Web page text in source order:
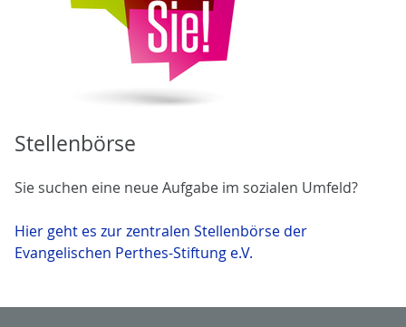
Stellenbörse
Sie suchen eine neue Aufgabe im sozialen Umfeld?
Hier geht es zur zentralen Stellenbörse der
Evangelischen Perthes-Stiftung e.V.